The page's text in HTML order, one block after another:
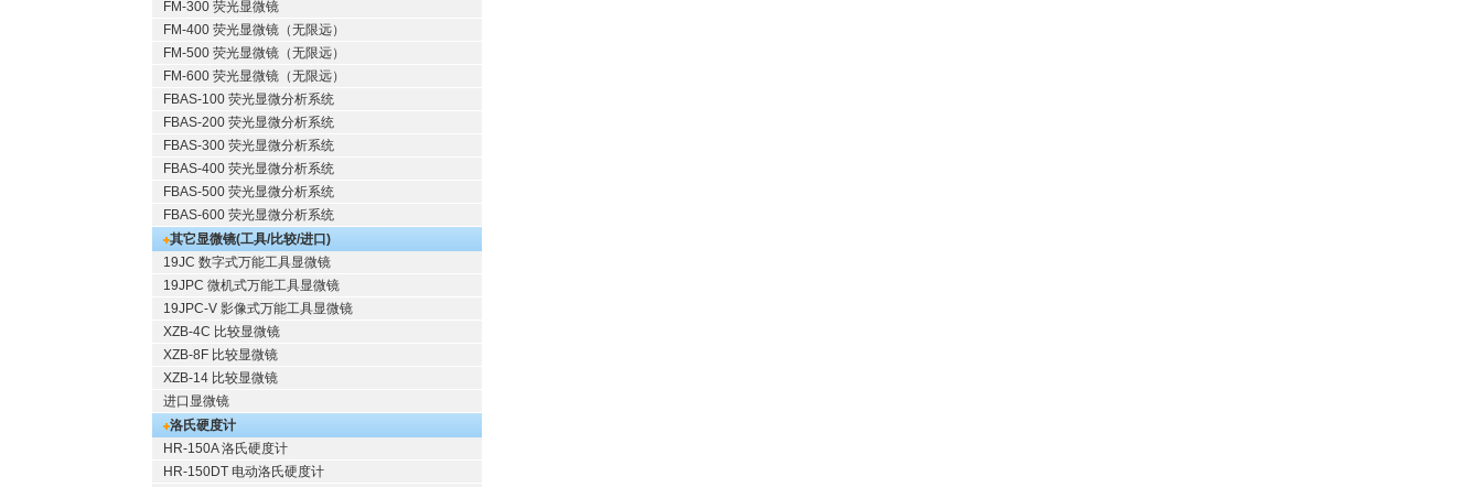
FM-300 荧光显微镜
FM-400 荧光显微镜（无限远）
FM-500 荧光显微镜（无限远）
FM-600 荧光显微镜（无限远）
FBAS-100 荧光显微分析系统
FBAS-200 荧光显微分析系统
FBAS-300 荧光显微分析系统
FBAS-400 荧光显微分析系统
FBAS-500 荧光显微分析系统
FBAS-600 荧光显微分析系统
其它显微镜(工具/比较/进口)
19JC 数字式万能工具显微镜
19JPC 微机式万能工具显微镜
19JPC-V 影像式万能工具显微镜
XZB-4C 比较显微镜
XZB-8F 比较显微镜
XZB-14 比较显微镜
进口显微镜
洛氏硬度计
HR-150A 洛氏硬度计
HR-150DT 电动洛氏硬度计